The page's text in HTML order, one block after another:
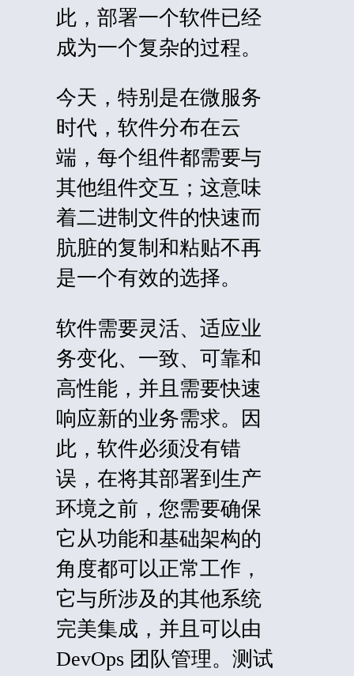
此，部署一个软件已经
成为一个复杂的过程。
今天，特别是在微服务
时代，软件分布在云
端，每个组件都需要与
其他组件交互；这意味
着二进制文件的快速而
肮脏的复制和粘贴不再
是一个有效的选择。
软件需要灵活、适应业
务变化、一致、可靠和
高性能，并且需要快速
响应新的业务需求。因
此，软件必须没有错
误，在将其部署到生产
环境之前，您需要确保
它从功能和基础架构的
角度都可以正常工作，
它与所涉及的其他系统
完美集成，并且可以由
DevOps 团队管理。测试